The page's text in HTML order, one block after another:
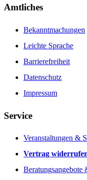
Amtliches
Bekanntmachungen
Leichte Sprache
Barrierefreiheit
Datenschutz
Impressum
Service
Veranstaltungen &
Vertrag
Beratungsangebote